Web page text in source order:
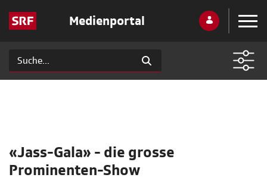
Medienportal
«Jass-Gala» - die grosse
Prominenten-Show